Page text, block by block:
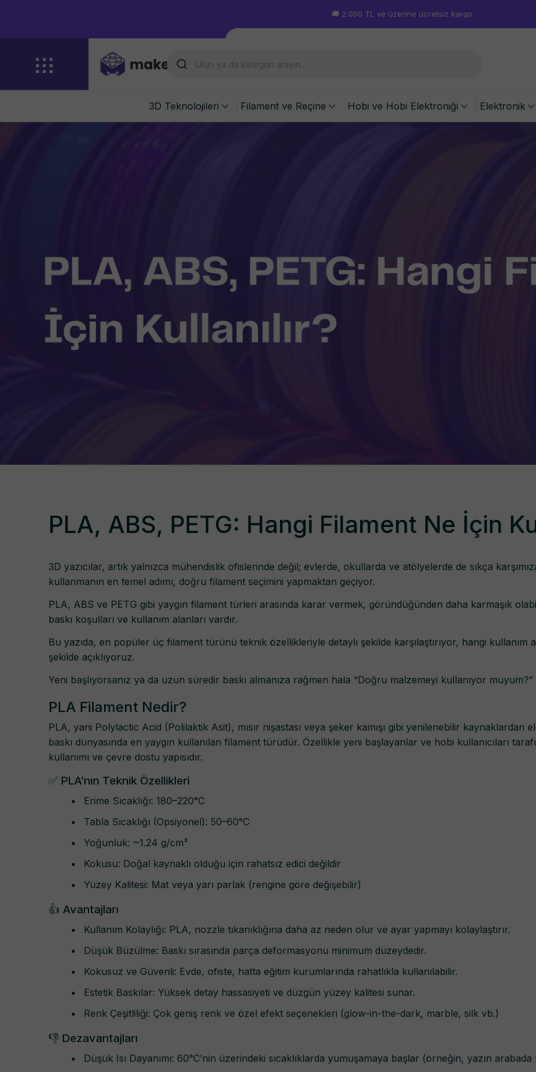
🚚 2.000 TL ve üzerine ücretsiz kargo
3D Teknolojileri Filament ve Reçine Hobi ve Hobi Elektroniği Elektronik
PLA, ABS, PETG: Hangi Filament Ne İçin
3D yazıcılar, artık yalnızca mühendislik ofislerinde değil; evlerde, okullarda ve atölyelerde de sıkça
kullanmanın en temel adımı, doğru filament seçimini yapmaktan geçiyor.
PLA, ABS ve PETG gibi yaygın filament türleri arasında karar vermek, göründüğünden daha karmaşık
baskı koşulları ve kullanım alanları vardır.
Bu yazıda, en popüler üç filament türünü teknik özellikleriyle detaylı şekilde karşılaştırıyor, hangi
şekilde açıklıyoruz.
Yeni başlıyorsanız ya da uzun süredir baskı almanıza rağmen hala “Doğru malzemeyi kullanıyor
PLA Filament Nedir?
PLA, yani Polylactic Acid (Polilaktik Asit), mısır nişastası veya şeker kamışı gibi yenilenebilir
baskı dünyasında en yaygın kullanılan filament türüdür. Özellikle yeni başlayanlar ve hobi kullanıcıları
kullanımı ve çevre dostu yapısıdır.
✅ PLA’nın Teknik Özellikleri
Erime Sıcaklığı: 180–220°C
Tabla Sıcaklığı (Opsiyonel): 50–60°C
Yoğunluk: ~1.24 g/cm³
Kokusu: Doğal kaynaklı olduğu için rahatsız edici değildir
Yüzey Kalitesi: Mat veya yarı parlak (rengine göre değişebilir)
👍 Avantajları
Kullanım Kolaylığı: PLA, nozzle tıkanıklığına daha az neden olur ve ayar yapmayı kolaylaştırır.
Düşük Büzülme: Baskı sırasında parça deformasyonu minimum düzeydedir.
Kokusuz ve Güvenli: Evde, ofiste, hatta eğitim kurumlarında rahatlıkla kullanılabilir.
Estetik Baskılar: Yüksek detay hassasiyeti ve düzgün yüzey kalitesi sunar.
Renk Çeşitliliği: Çok geniş renk ve özel efekt seçenekleri (glow-in-the-dark, marble, silk vb.)
👎 Dezavantajları
Düşük Isı Dayanımı: 60°C’nin üzerindeki sıcaklıklarda yumuşamaya başlar (örneğin, yazın